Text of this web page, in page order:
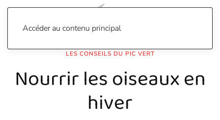
Accéder au contenu principal
LES CONSEILS DU PIC VERT
Nourrir les oiseaux en
hiver